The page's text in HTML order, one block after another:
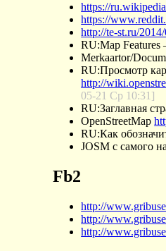
https://
https://
http://te-st.ru/
RU:Map
Merkaartor/
RU:Просмотр
http://
05-21 Ср 10:31]
RU:Заглавная
OpenStreetMap
RU:Как
JOSM с самого
Fb2
http://
http://
http://